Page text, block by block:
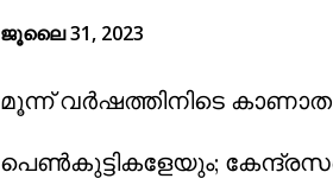
ആലുവയില്‍ അഞ്ചുവയസുകാരി
പിന്നാലെയാണ്
ആരംഭിച്ചത്.
ജൂലൈ 31, 2023
മൂന്ന് വര്‍ഷത്തിനിടെ
പെണ്‍കുട്ടികളേയും;